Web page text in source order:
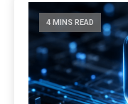
4 MINS READ